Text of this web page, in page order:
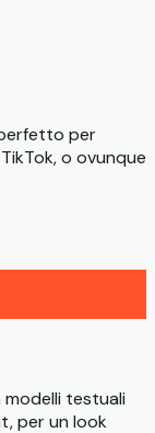
per
o ovunque
modelli testuali
per un look